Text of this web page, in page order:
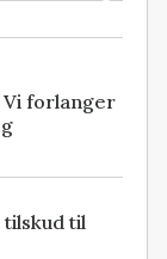
forlanger
tilskud til